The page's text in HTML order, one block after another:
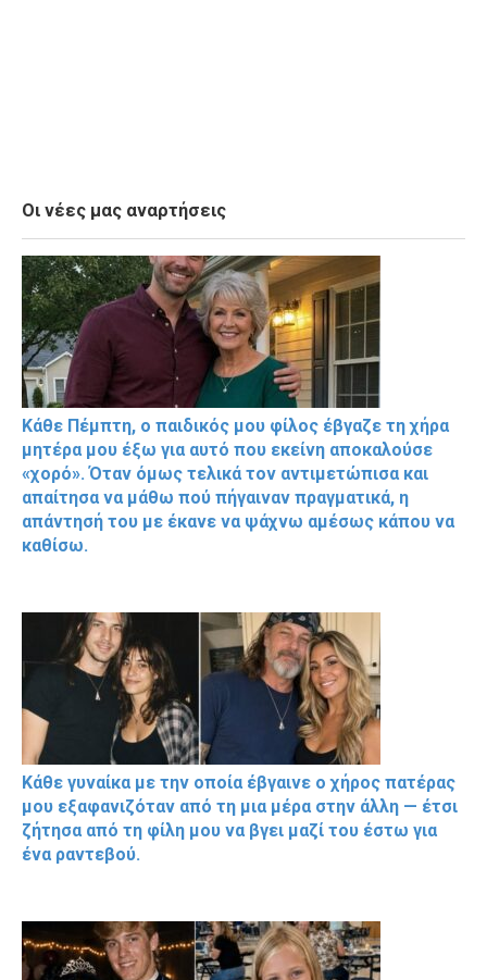
Οι νέες μας αναρτήσεις
Κάθε Πέμπτη, ο παιδικός μου φίλος έβγαζε τη χήρα
μητέρα μου έξω για αυτό που εκείνη αποκαλούσε
«χορό». Όταν όμως τελικά τον αντιμετώπισα και
απαίτησα να μάθω πού πήγαιναν πραγματικά, η
απάντησή του με έκανε να ψάχνω αμέσως κάπου να
καθίσω.
Κάθε γυναίκα με την οποία έβγαινε ο χήρος πατέρας
μου εξαφανιζόταν από τη μια μέρα στην άλλη — έτσι
ζήτησα από τη φίλη μου να βγει μαζί του έστω για
ένα ραντεβού.